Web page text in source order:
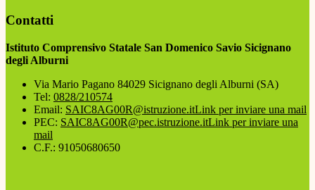
Contatti
Istituto Comprensivo Statale San Domenico Savio Sicignano
degli Alburni
Via Mario Pagano 84029 Sicignano degli Alburni (SA)
Tel: 0828/210574
Email: SAIC8AG00R@istruzione.itLink per inviare una mail
PEC: SAIC8AG00R@pec.istruzione.itLink per inviare una
mail
C.F.: 91050680650